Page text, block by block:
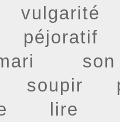
vulgarité
péjoratif
son
soupir
lire